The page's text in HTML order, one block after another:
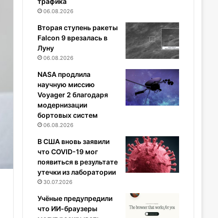
06.08.2026
Вторая ступень ракеты
Falcon 9 врезалась в
Луну
06.08.2026
NASA продлила
научную миссию
Voyager 2 благодаря
модернизации
бортовых систем
06.08.2026
В США вновь заявили
что COVID-19 мог
появиться в результате
утечки из лаборатории
30.07.2026
Учёные предупредили
что ИИ-браузеры